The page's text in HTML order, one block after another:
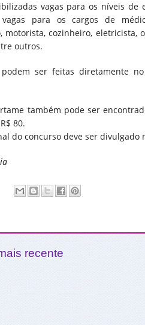
vagas para os níveis de
para os cargos de
motorista, cozinheiro, eletricista,
outros.
ser feitas diretamente
também pode ser
80.
do concurso deve ser divulgado
recente